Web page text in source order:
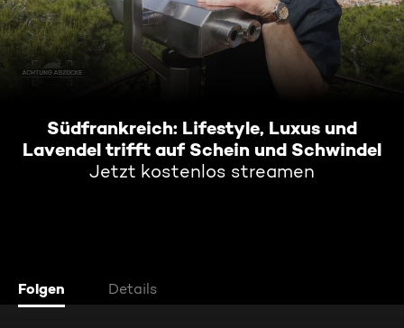
Südfrankreich: Lifestyle, Luxus und
Lavendel trifft auf Schein und Schwindel
Jetzt kostenlos streamen
Folgen Details